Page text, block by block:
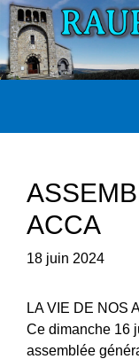
Aller
au
contenu
ACCA
18 juin 2024
LA VIE DE NOS
Ce dimanche 16
assemblée